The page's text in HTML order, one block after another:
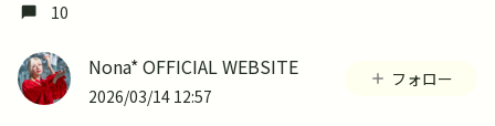
10
Nona* OFFICIAL WEBSITE
2026/03/14 12:57
フォロー